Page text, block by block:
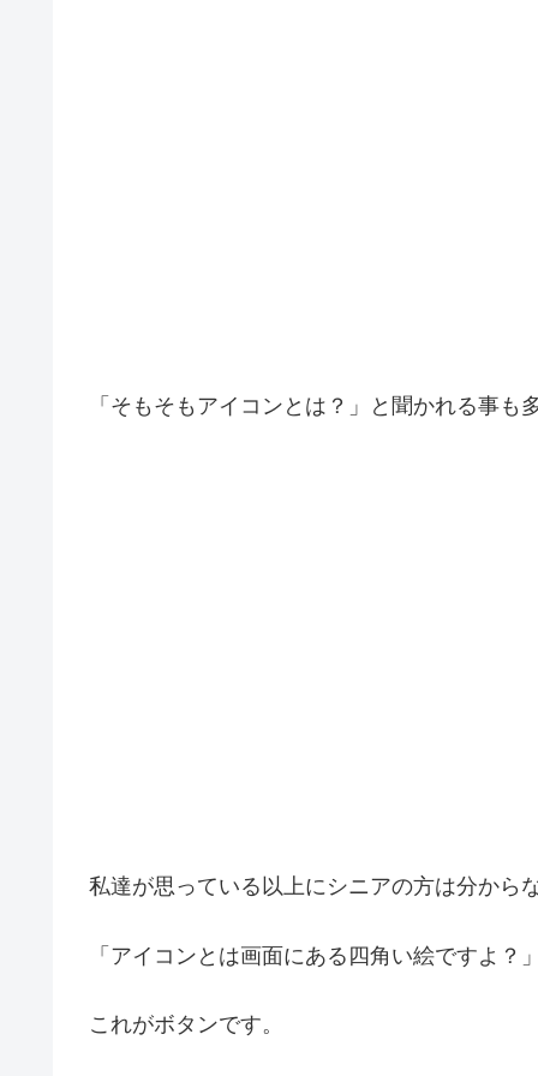
「そもそもアイコンとは？」と聞かれる事も
私達が思っている以上にシニアの方は分から
「アイコンとは画面にある四角い絵ですよ？」
これがボタンです。